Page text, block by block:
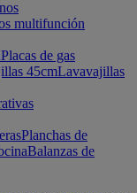
multifunción
Placas de gas
45cmLavavajillas
Planchas de
Balanzas de